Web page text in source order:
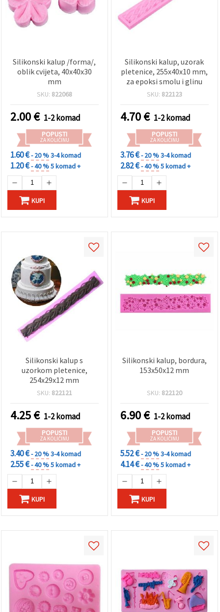
Silikonski kalup /forma/,
oblik cvijeta, 40x40x30
mm
SKU: 822068
2.00€ 1-2 komad
POPUSTI
ZA KOLIČINU
1.60 €- 20 %3-4 komad
1.20 €- 40 %5 komad +
KUPI
Silikonski kalup, uzorak
pletenice, 255x40x10 mm,
za epoksi smolu i glinu
SKU: 822123
4.70€ 1-2 komad
POPUSTI
ZA KOLIČINU
3.76 €- 20 %3-4 komad
2.82 €- 40 %5 komad +
KUPI
Silikonski kalup s
uzorkom pletenice,
254x29x12 mm
SKU: 822121
4.25€ 1-2 komad
POPUSTI
ZA KOLIČINU
3.40 €- 20 %3-4 komad
2.55 €- 40 %5 komad +
KUPI
Silikonski kalup, bordura,
153x50x12 mm
SKU: 822120
6.90€ 1-2 komad
POPUSTI
ZA KOLIČINU
5.52 €- 20 %3-4 komad
4.14 €- 40 %5 komad +
KUPI